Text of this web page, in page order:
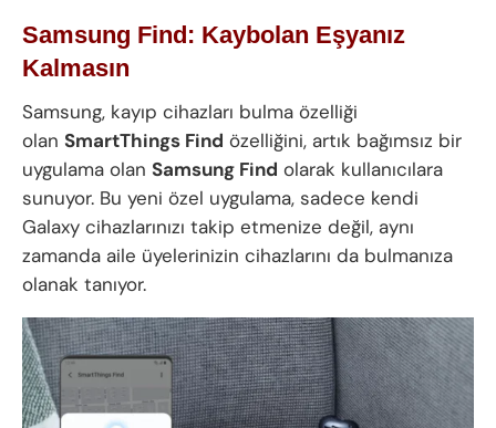
Samsung Find: Kaybolan Eşyanız
Kalmasın
Samsung, kayıp cihazları bulma özelliği
olan SmartThings Find özelliğini, artık bağımsız bir
uygulama olan Samsung Find olarak kullanıcılara
sunuyor. Bu yeni özel uygulama, sadece kendi
Galaxy cihazlarınızı takip etmenize değil, aynı
zamanda aile üyelerinizin cihazlarını da bulmanıza
olanak tanıyor.